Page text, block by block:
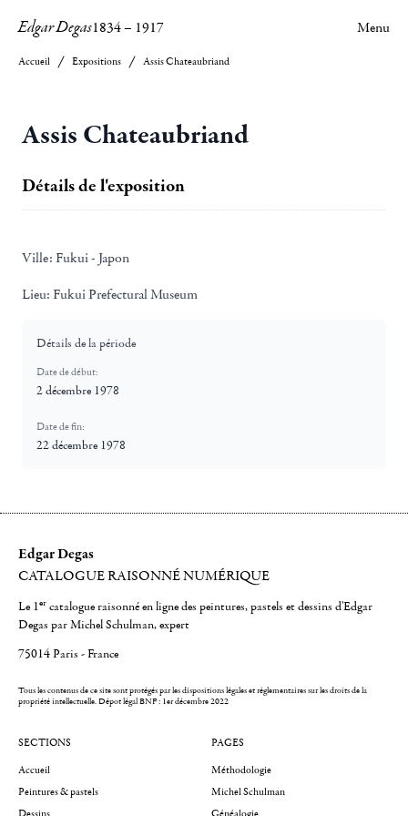
Edgar Degas1834– 1917 Menu
Accueil Expositions Assis Chateaubriand
Assis Chateaubriand
Détails de l'exposition
Ville: Fukui - Japon
Lieu: Fukui Prefectural Museum
Détails de la période
Date de début:
2 décembre 1978
Date de fin:
22 décembre 1978
Edgar Degas
CATALOGUE RAISONNÉ NUMÉRIQUE
Le 1er catalogue raisonné en ligne des peintures, pastels et dessins d'Edgar
Degas par Michel Schulman, expert
75014 Paris - France
Tous les contenus de ce site sont protégés par les dispositions légales et réglementaires sur les droits de la
propriété intellectuelle.Dépot légal BNF : 1er décembre 2022
SECTIONS
Accueil
Peintures & pastels
PAGES
Méthodologie
Michel Schulman